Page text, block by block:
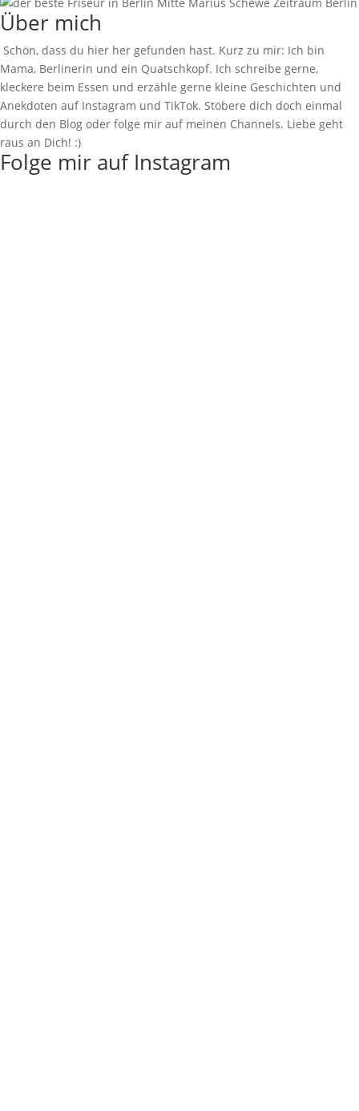
Über mich
Schön, dass du hier her gefunden hast. Kurz zu mir: Ich bin
Mama, Berlinerin und ein Quatschkopf. Ich schreibe gerne,
kleckere beim Essen und erzähle gerne kleine Geschichten und
Anekdoten auf Instagram und TikTok. Stöbere dich doch einmal
durch den Blog oder folge mir auf meinen Channels. Liebe geht
raus an Dich! :)
Folge mir auf Instagram